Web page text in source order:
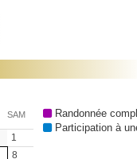
SAM
1
8
Randonnée
Participation à